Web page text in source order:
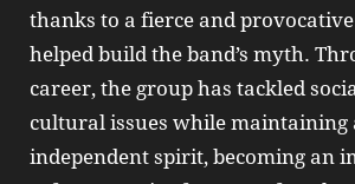
thanks to a fierce and
helped build the band’s myth.
career, the group has tackled
cultural issues while maintaining
independent spirit, becoming an